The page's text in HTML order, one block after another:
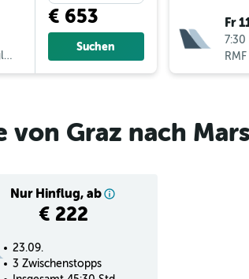
€ 653
Suchen
Fr
7:30
RMF
von Graz nach
Nur Hinflug, ab
€ 222
23.09.
3 Zwischenstopps